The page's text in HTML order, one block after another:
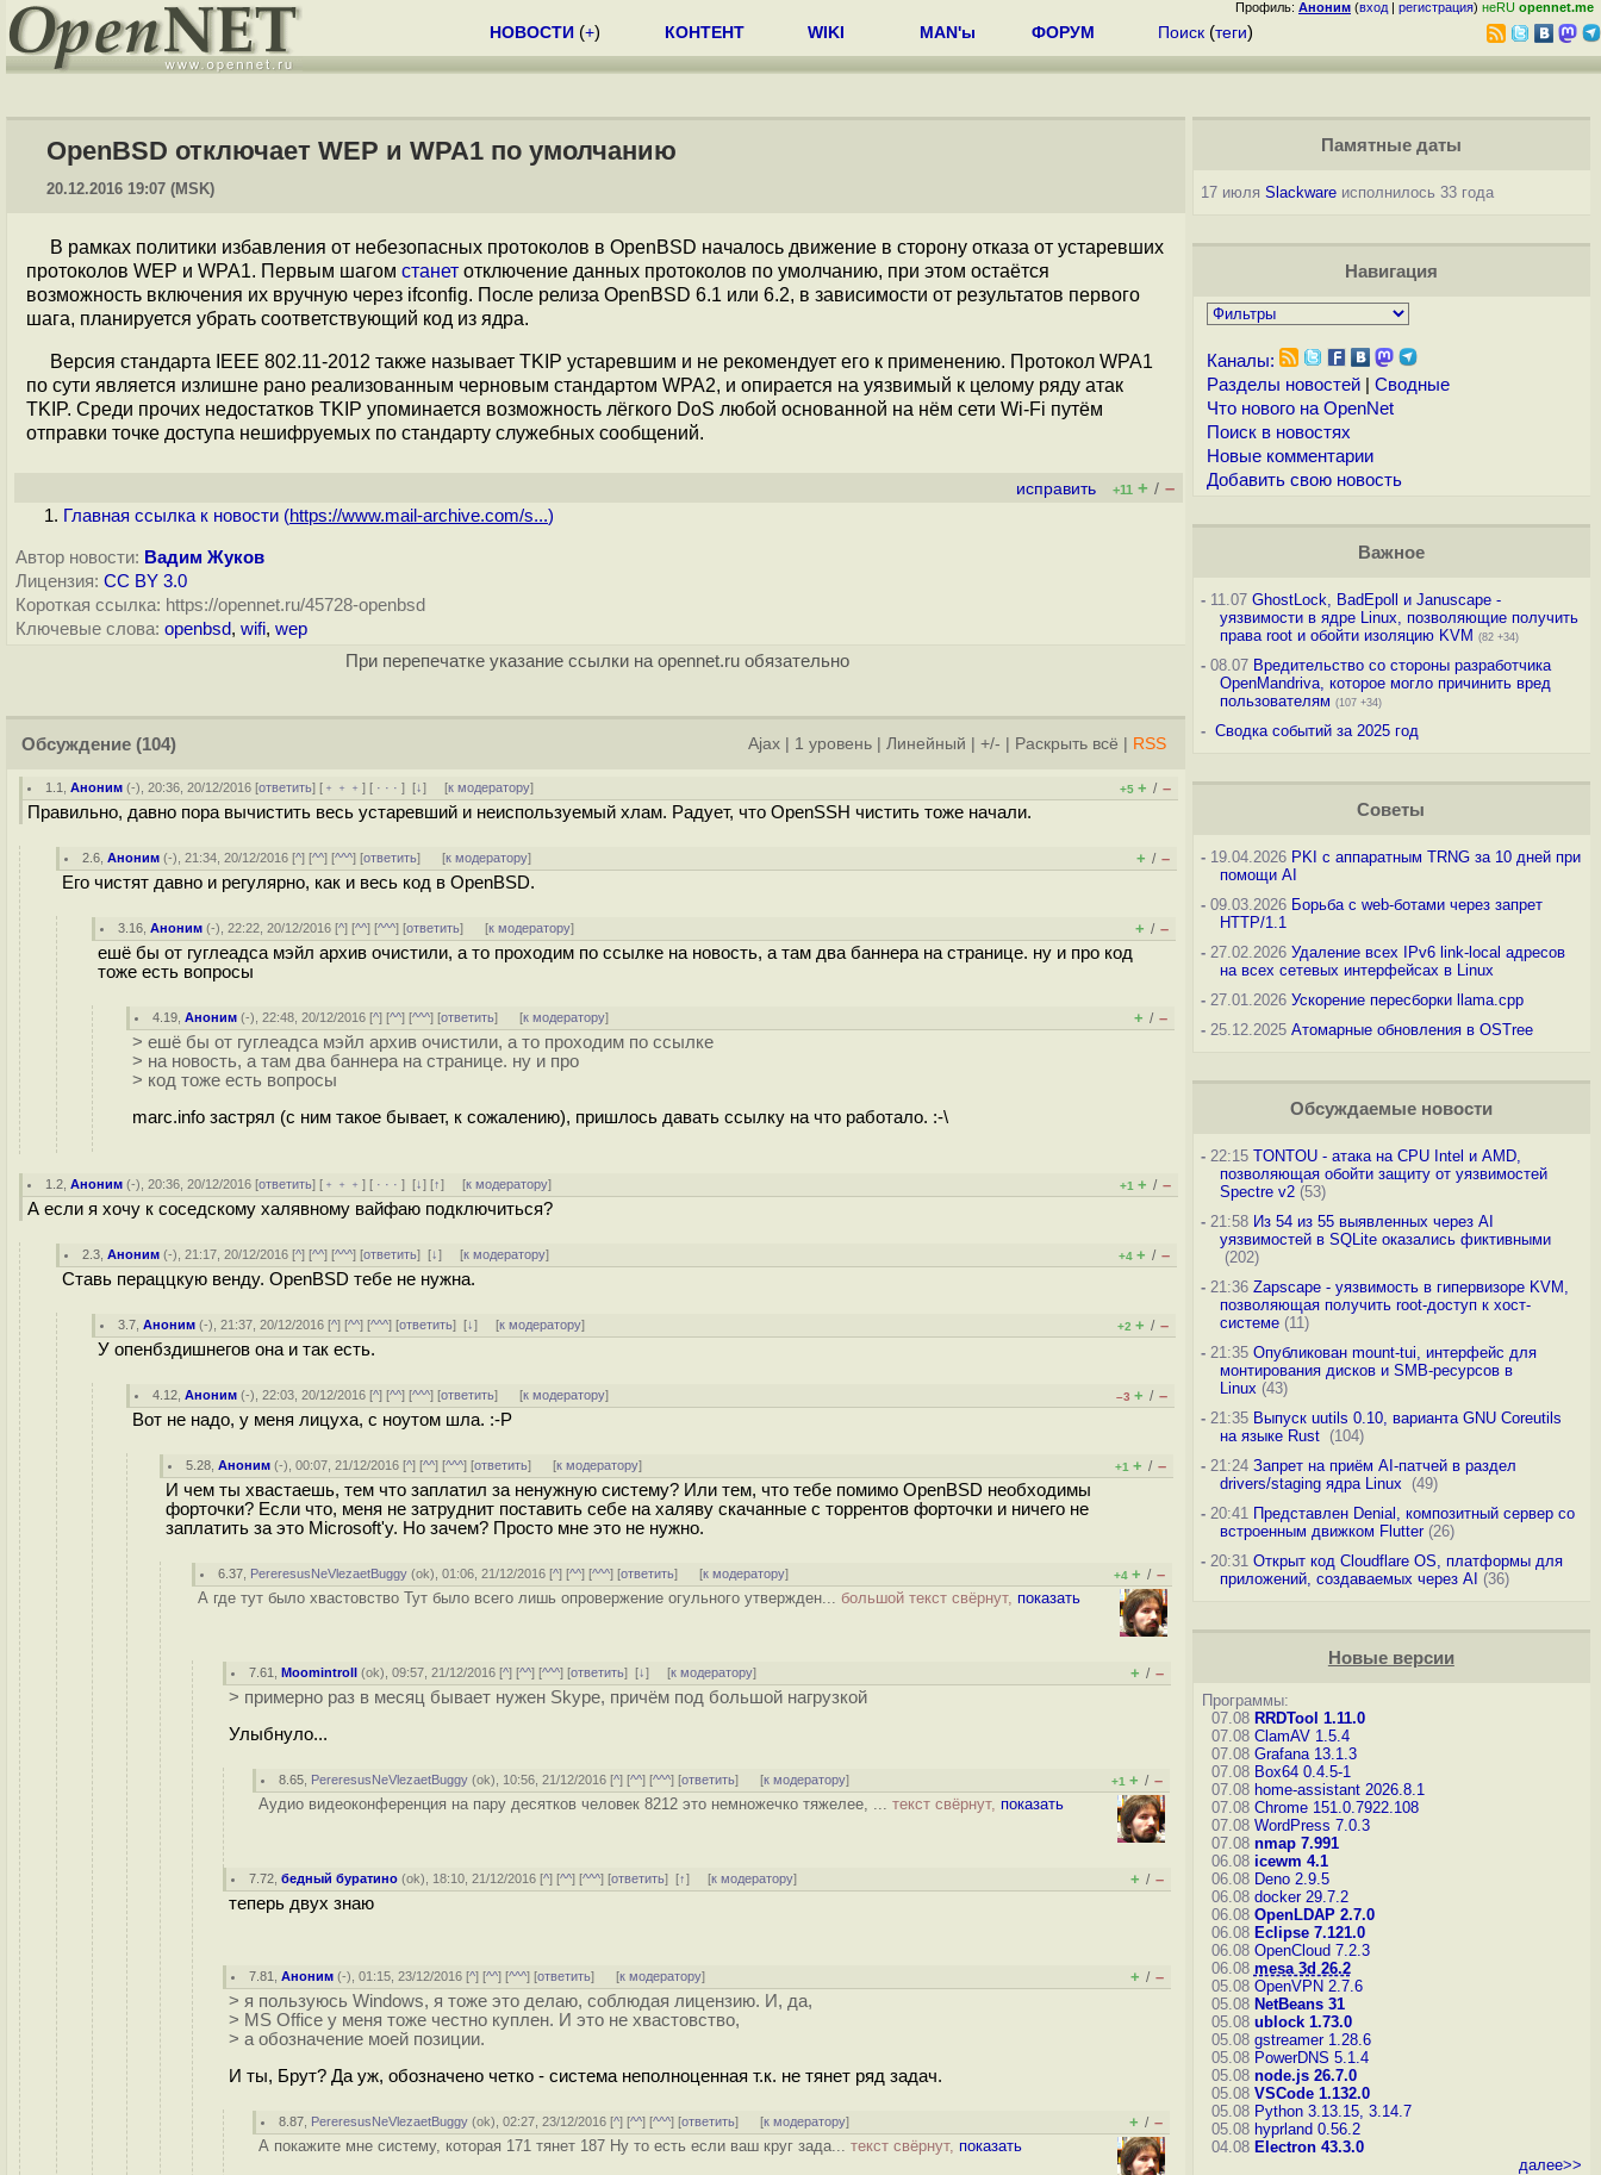
Профиль: Аноним (вход | регистрация) неRU opennet.me
НОВОСТИ (+) КОНТЕНТ WIKI MAN'ы ФОРУМ Поиск (теги)
OpenBSD отключает WEP и WPA1 по умолчанию
20.12.2016 19:07 (MSK)
В рамках политики избавления от небезопасных протоколов в OpenBSD началось движение в сторону отказа от устаревших
протоколов WEP и WPA1. Первым шагом станет отключение данных протоколов по умолчанию, при этом остаётся
возможность включения их вручную через ifconfig. После релиза OpenBSD 6.1 или 6.2, в зависимости от результатов первого
шага, планируется убрать соответствующий код из ядра.
Версия стандарта IEEE 802.11-2012 также называет TKIP устаревшим и не рекомендует его к применению. Протокол WPA1
по сути является излишне рано реализованным черновым стандартом WPA2, и опирается на уязвимый к целому ряду атак
TKIP. Среди прочих недостатков TKIP упоминается возможность лёгкого DoS любой основанной на нём сети Wi-Fi путём
отправки точке доступа нешифруемых по стандарту служебных сообщений.
исправить +11 + / –
Главная ссылка к новости (https://www.mail-archive.com/s...)
Автор новости: Вадим Жуков
Лицензия: CC BY 3.0
Короткая ссылка: https://opennet.ru/45728-openbsd
Ключевые слова: openbsd, wifi, wep
При перепечатке указание ссылки на opennet.ru обязательно
Обсуждение (104) Ajax 1 уровень Линейный +/- Раскрыть всё RSS
1.1 ,Аноним (-), 20:36, 20/12/2016 [ответить] [ ﹢﹢﹢] [ · · ·][↓] [к модератору] +5 + / –
Правильно, давно пора вычистить весь устаревший и неиспользуемый хлам. Радует, что OpenSSH чистить тоже начали.
2.6 ,Аноним (-), 21:34, 20/12/2016 [^] [^^] [^^^] [ответить] [к модератору] + / –
Его чистят давно и регулярно, как и весь код в OpenBSD.
3.16 ,Аноним (-), 22:22, 20/12/2016 [^] [^^] [^^^] [ответить] [к модератору] + / –
ешё бы от гуглеадса мэйл архив очистили, а то проходим по ссылке на новость, а там два баннера на странице. ну и про код
тоже есть вопросы
4.19 ,Аноним (-), 22:48, 20/12/2016 [^] [^^] [^^^] [ответить] [к модератору] + / –
> ешё бы от гуглеадса мэйл архив очистили, а то проходим по ссылке
> на новость, а там два баннера на странице. ну и про
> код тоже есть вопросы
marc.info застрял (с ним такое бывает, к сожалению), пришлось давать ссылку на что работало. :-\
1.2 ,Аноним (-), 20:36, 20/12/2016 [ответить] [ ﹢﹢﹢] [ · · ·][↓] [↑] [к модератору] +1 + / –
А если я хочу к соседскому халявному вайфаю подключиться?
2.3 ,Аноним (-), 21:17, 20/12/2016 [^] [^^] [^^^] [ответить][↓] [к модератору] +4 + / –
Ставь пераццкую венду. OpenBSD тебе не нужна.
3.7 ,Аноним (-), 21:37, 20/12/2016 [^] [^^] [^^^] [ответить][↓] [к модератору] +2 + / –
У опенбздишнегов она и так есть.
4.12 ,Аноним (-), 22:03, 20/12/2016 [^] [^^] [^^^] [ответить] [к модератору] –3 + / –
Вот не надо, у меня лицуха, с ноутом шла. :-P
5.28 ,Аноним (-), 00:07, 21/12/2016 [^] [^^] [^^^] [ответить] [к модератору] +1 + / –
И чем ты хвастаешь, тем что заплатил за ненужную систему? Или тем, что тебе помимо OpenBSD необходимы
форточки? Если что, меня не затруднит поставить себе на халяву скачанные с торрентов форточки и ничего не
заплатить за это Microsoft'у. Но зачем? Просто мне это не нужно.
6.37 PereresusNeVlezaetBuggy (ok), 01:06, 21/12/2016 [^] [^^] [^^^] [ответить] [к модератору] +4 + / –
А где тут было хвастовство Тут было всего лишь опровержение огульного утвержден... большой текст свёрнут, показать
7.61 ,Moomintroll (ok), 09:57, 21/12/2016 [^] [^^] [^^^] [ответить][↓] [к модератору] + / –
> примерно раз в месяц бывает нужен Skype, причём под большой нагрузкой
Улыбнуло...
8.65 PereresusNeVlezaetBuggy (ok), 10:56, 21/12/2016 [^] [^^] [^^^] [ответить] [к модератору] +1 + / –
Аудио видеоконференция на пару десятков человек 8212 это немножечко тяжелее, ... текст свёрнут, показать
7.72 ,бедный буратино (ok), 18:10, 21/12/2016 [^] [^^] [^^^] [ответить][↑] [к модератору] + / –
теперь двух знаю
7.81 ,Аноним (-), 01:15, 23/12/2016 [^] [^^] [^^^] [ответить] [к модератору] + / –
> я пользуюсь Windows, я тоже это делаю, соблюдая лицензию. И, да,
> MS Office у меня тоже честно куплен. И это не хвастовство,
> а обозначение моей позиции.
И ты, Брут? Да уж, обозначено четко - система неполноценная т.к. не тянет ряд задач.
8.87 PereresusNeVlezaetBuggy (ok), 02:27, 23/12/2016 [^] [^^] [^^^] [ответить] [к модератору] + / –
А покажите мне систему, которая 171 тянет 187 Ну то есть если ваш круг зада... текст свёрнут, показать
Памятные даты
17 июля Slackwareисполнилось 33 года
Навигация
Каналы:
Разделы новостей| Сводные
Что нового на OpenNet
Поиск в новостях
Новые комментарии
Добавить свою новость
Важное
-11.07 GhostLock, BadEpoll и Januscape -
уязвимости в ядре Linux, позволяющие получить
права root и обойти изоляцию KVM (82 +34)
-08.07 Вредительство со стороны разработчика
OpenMandriva, которое могло причинить вред
пользователям (107 +34)
- Сводка событий за 2025 год
Советы
-19.04.2026 PKI с аппаратным TRNG за 10 дней при
помощи AI
-09.03.2026 Борьба с web-ботами через запрет
HTTP/1.1
-27.02.2026 Удаление всех IPv6 link-local адресов
на всех сетевых интерфейсах в Linux
-27.01.2026 Ускорение пересборки llama.cpp
-25.12.2025 Атомарные обновления в OSTree
Обсуждаемые новости
-22:15 TONTOU - атака на CPU Intel и AMD,
позволяющая обойти защиту от уязвимостей
Spectre v2(53)
-21:58 Из 54 из 55 выявленных через AI
уязвимостей в SQLite оказались фиктивными
(202)
-21:36 Zapscape - уязвимость в гипервизоре KVM,
позволяющая получить root-доступ к хост-
системе(11)
-21:35 Опубликован mount-tui, интерфейс для
монтирования дисков и SMB-ресурсов в
Linux (43)
-21:35 Выпуск uutils 0.10, варианта GNU Coreutils
на языке Rust (104)
-21:24 Запрет на приём AI-патчей в раздел
drivers/staging ядра Linux
(49)
-20:41 Представлен Denial, композитный сервер со
встроенным движком Flutter(26)
-20:31 Открыт код Cloudflare OS, платформы для
приложений, создаваемых через AI (36)
Новые версии
Программы:
07.08 RRDTool 1.11.0
07.08 ClamAV 1.5.4
07.08 Grafana 13.1.3
07.08 Box64 0.4.5-1
07.08 home-assistant 2026.8.1
07.08 Chrome 151.0.7922.108
07.08 WordPress 7.0.3
07.08 nmap 7.991
06.08 icewm 4.1
06.08 Deno 2.9.5
06.08 docker 29.7.2
06.08 OpenLDAP 2.7.0
06.08 Eclipse 7.121.0
06.08 OpenCloud 7.2.3
06.08 mesa 3d 26.2
05.08 OpenVPN 2.7.6
05.08 NetBeans 31
05.08 ublock 1.73.0
05.08 gstreamer 1.28.6
05.08 PowerDNS 5.1.4
05.08 node.js 26.7.0
05.08 VSCode 1.132.0
05.08 Python 3.13.15, 3.14.7
05.08 hyprland 0.56.2
04.08 Electron 43.3.0
далее>>